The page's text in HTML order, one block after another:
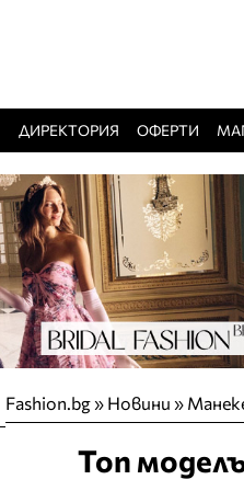
ДИРЕКТОРИЯ ОФЕРТИ
Fashion.bg» Новини »
Топ